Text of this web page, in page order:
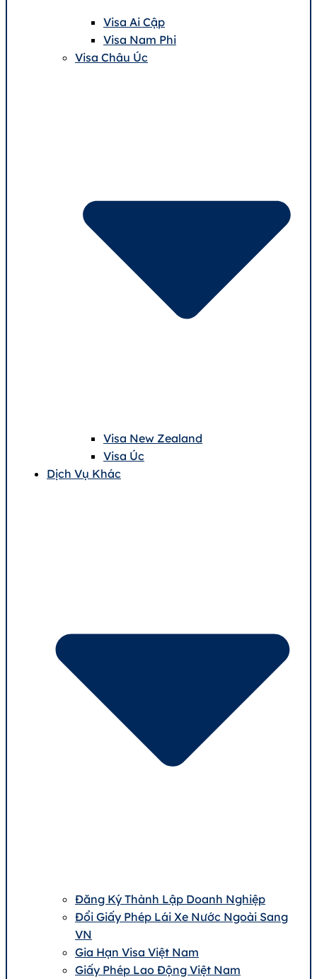
Visa Ai Cập
Visa Nam Phi
Visa Châu Úc
Visa New Zealand
Visa Úc
Dịch Vụ Khác
Đăng Ký Thành Lập Doanh Nghiệp
Đổi Giấy Phép Lái Xe Nước Ngoài Sang
VN
Gia Hạn Visa Việt Nam
Giấy Phép Lao Động Việt Nam